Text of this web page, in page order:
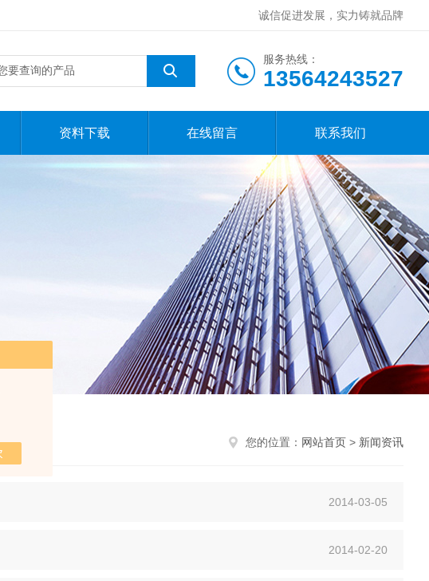
诚信促进发展，实力铸就品牌
服务热线：
13564243527
资料下载 在线留言 联系我们
您的位置： 网站首页 > 新闻资讯
2014-03-05
2014-02-20